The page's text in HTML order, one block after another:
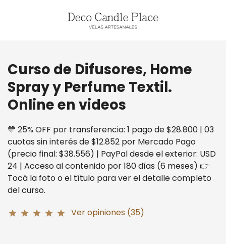
Curso de Difusores, Home
Spray y Perfume Textil.
Online en videos
💛 25% OFF por transferencia: 1 pago de $28.800 | 03
cuotas sin interés de $12.852 por Mercado Pago
(precio final: $38.556) | PayPal desde el exterior: USD
24 | Acceso al contenido por 180 días (6 meses) 👉
Tocá la foto o el título para ver el detalle completo
del curso.
star star star star star Ver opiniones (35)